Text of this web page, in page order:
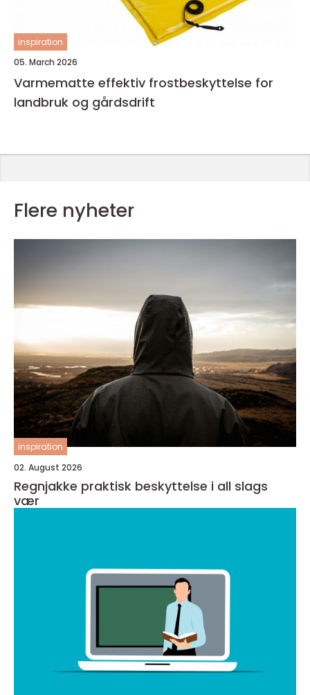
inspiration
05. March 2026
Varmematte effektiv frostbeskyttelse for
landbruk og gårdsdrift
Flere nyheter
inspiration
02. August 2026
Regnjakke praktisk beskyttelse i all slags
vær